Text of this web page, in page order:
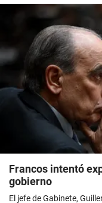
Francos intentó
gobierno
El jefe de Gabinete,